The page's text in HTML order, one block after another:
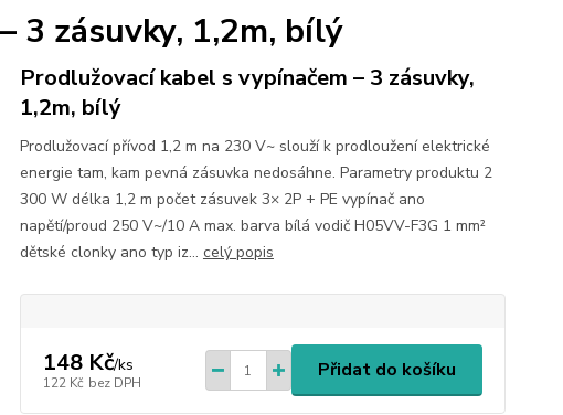
3 zásuvky, 1,2m, bílý
Prodlužovací kabel s vypínačem – 3 zásuvky,
1,2m, bílý
Prodlužovací přívod 1,2 m na 230 V~ slouží k prodloužení elektrické
energie tam, kam pevná zásuvka nedosáhne. Parametry produktu 2
300 W délka 1,2 m počet zásuvek 3× 2P + PE vypínač ano
napětí/proud 250 V~/10 A max. barva bílá vodič H05VV-F3G 1 mm²
dětské clonky ano typ iz... celý popis
148 Kč/ks
122 Kč bez DPH
Přidat do košíku